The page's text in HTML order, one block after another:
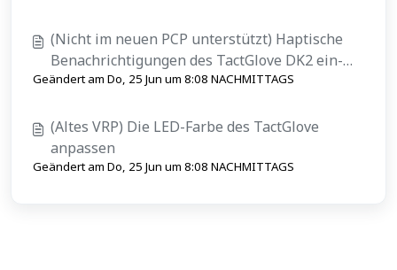
(Nicht im neuen PCP unterstützt) Haptische
Benachrichtigungen des TactGlove DK2 ein-
und ausschalten
Geändert am Do, 25 Jun um 8:08 NACHMITTAGS
(Altes VRP) Die LED-Farbe des TactGlove
anpassen
Geändert am Do, 25 Jun um 8:08 NACHMITTAGS